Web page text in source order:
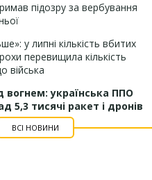
підозру за вербування
у липні кількість вбитих
перевищила кількість
війська
вогнем: українська ППО
5,3 тисячі ракет і дронів
ВСІ НОВИНИ